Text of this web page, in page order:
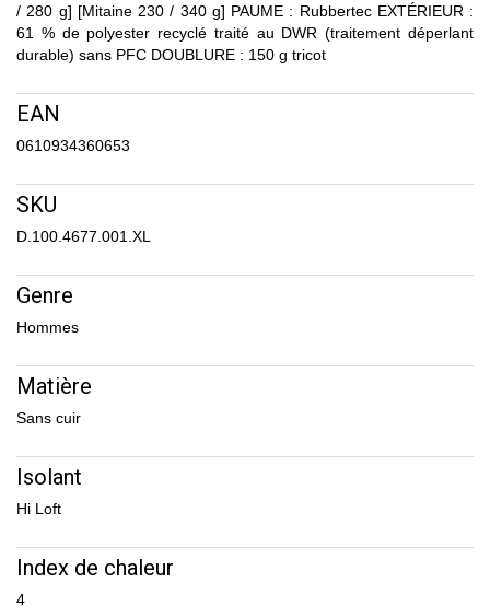
/ 280 g] [Mitaine 230 / 340 g] PAUME : Rubbertec EXTÉRIEUR :
61 % de polyester recyclé traité au DWR (traitement déperlant
durable) sans PFC DOUBLURE : 150 g tricot
EAN
0610934360653
SKU
D.100.4677.001.XL
Genre
Hommes
Matière
Sans cuir
Isolant
Hi Loft
Index de chaleur
4